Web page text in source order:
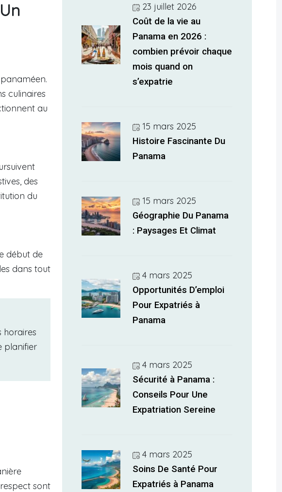
culinaires
au
des
du
début de
dans tout
horaires
planifier
sont
23 juillet 2026
Coût de la vie au
Panama en 2026 :
combien prévoir chaque
mois quand on
s’expatrie
15 mars 2025
Histoire Fascinante Du
Panama
15 mars 2025
Géographie Du Panama
: Paysages Et Climat
4 mars 2025
Opportunités D’emploi
Pour Expatriés à
Panama
4 mars 2025
Sécurité à Panama :
Conseils Pour Une
Expatriation Sereine
4 mars 2025
Soins De Santé Pour
Expatriés à Panama